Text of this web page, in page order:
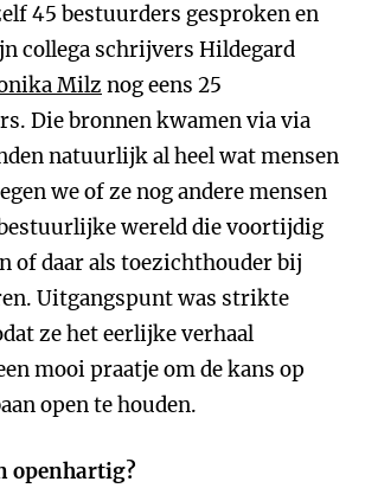
45 bestuurders gesproken en
collega schrijvers Hildegard
Milz nog eens 25
Die bronnen kwamen via via
natuurlijk al heel wat mensen
we of ze nog andere mensen
wereld die voortijdig
of daar als toezichthouder bij
Uitgangspunt was strikte
ze het eerlijke verhaal
mooi praatje om de kans op
open te houden.
openhartig?